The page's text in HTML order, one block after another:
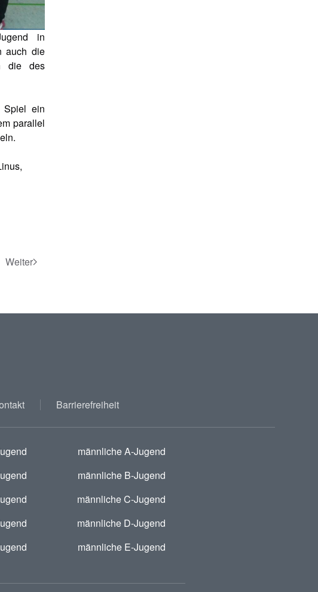
in
auch die
die des
Spiel ein
parallel
Weiter
Barrierefreiheit
männliche A-Jugend
männliche B-Jugend
männliche C-Jugend
männliche D-Jugend
männliche E-Jugend